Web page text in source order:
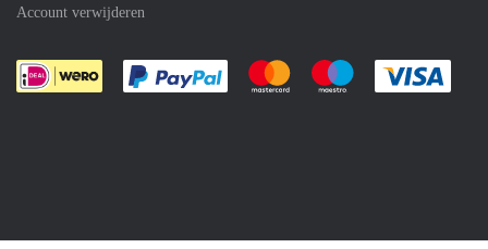
Account verwijderen
Je rekent gemakkelijk af met Paypal
Je rekent gemakkelijk af met
Je rekent